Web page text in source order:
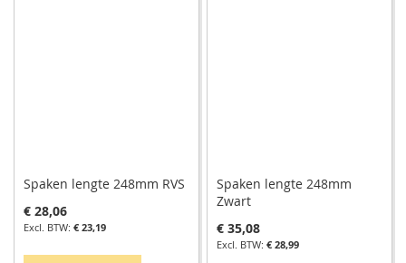
Spaken lengte 248mm RVS
€ 28,06
€ 23,19
Spaken lengte 248mm
Zwart
€ 35,08
€ 28,99